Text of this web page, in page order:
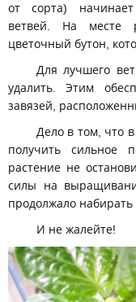
от сорта) начинает
ветвей. На месте
цветочный бутон,
Для лучшего
удалить. Этим
завязей,
Дело в том, что
получить сильное
растение не
силы на
продолжало набирать
И не жалейте!